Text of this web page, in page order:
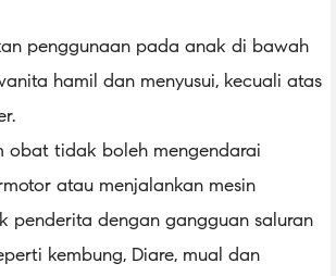
penggunaan pada anak di bawah
hamil dan menyusui, kecuali atas
obat tidak boleh mengendarai
atau menjalankan mesin
penderita dengan gangguan saluran
kembung, Diare, mual dan